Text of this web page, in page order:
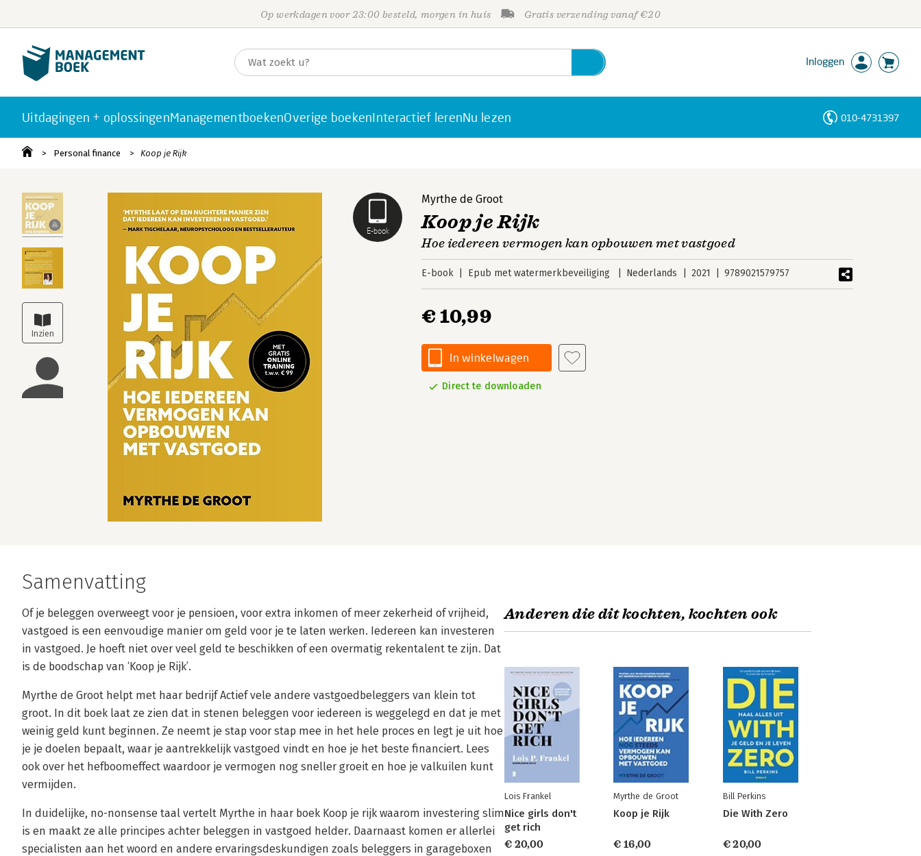
Op werkdagen voor 23:00 besteld, morgen in huis Gratis verzending vanaf €20
Inloggen
Uitdagingen + oplossingenManagementboekenOverige boekenInteractief lerenNu lezen 010-4731397
Personal finance Koop je Rijk
E-book
Myrthe de Groot
Koop je Rijk
Hoe iedereen vermogen kan opbouwen met vastgoed
E-book Epub met watermerkbeveiliging Nederlands 2021 9789021579757
€ 10,99
In winkelwagen
Direct te downloaden
Samenvatting
Of je beleggen overweegt voor je pensioen, voor extra inkomen of meer zekerheid of vrijheid,
vastgoed is een eenvoudige manier om geld voor je te laten ­werken. Iedereen kan investeren
in vastgoed. Je hoeft niet over veel geld te beschikken of een overmatig rekentalent te zijn. Dat
is de boodschap van ‘Koop je Rijk’.
Myrthe de Groot helpt met haar bedrijf Actief vele andere vastgoedbeleggers van klein tot
groot. In dit boek laat ze zien dat in stenen beleggen voor iedereen is weggelegd en dat je met
weinig geld kunt beginnen. Ze neemt je stap voor stap mee in het hele proces en legt je uit hoe
je je doelen bepaalt, waar je aantrekkelijk vastgoed vindt en hoe je het beste financiert. Lees
ook over het hefboomeffect waardoor je vermogen nog sneller groeit en hoe je valkuilen kunt
vermijden.
In duidelijke, no-nonsense taal vertelt Myrthe in haar boek Koop je rijk waarom investering slim
is en maakt ze alle principes achter beleggen in vastgoed helder. Daarnaast komen er allerlei
specialisten aan het woord en andere ervaringsdeskundigen zoals beleggers in garageboxen
Anderen die dit kochten, kochten ook
Lois Frankel
Nice girls don't
get rich
€ 20,00
Myrthe de Groot
Koop je Rijk
€ 16,00
Bill Perkins
Die With Zero
€ 20,00
Personen